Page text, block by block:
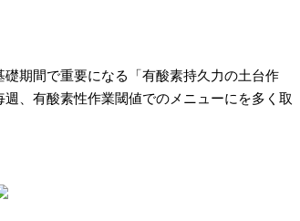
期間で重要になる「有酸素持久力の土台作
、有酸素性作業閾値でのメニューにを多く取